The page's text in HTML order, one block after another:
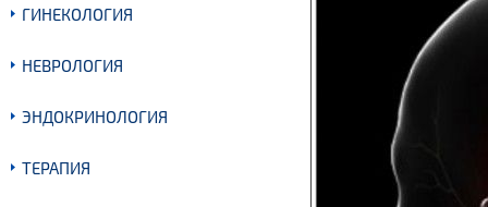
ГИНЕКОЛОГИЯ
НЕВРОЛОГИЯ
ЭНДОКРИНОЛОГИЯ
ТЕРАПИЯ